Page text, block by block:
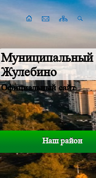
Муниципальный
Жулебино
Официальный сайт
Наш район